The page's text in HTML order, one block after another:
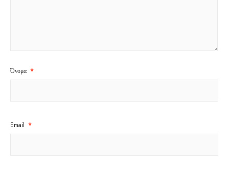
Όνομα *
Email *